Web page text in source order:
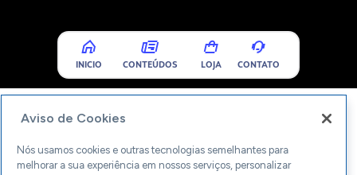
INICIO CONTEÚDOS LOJA CONTATO
Aviso de Cookies
Nós usamos cookies e outras tecnologias semelhantes para
melhorar a sua experiência em nossos serviços, personalizar